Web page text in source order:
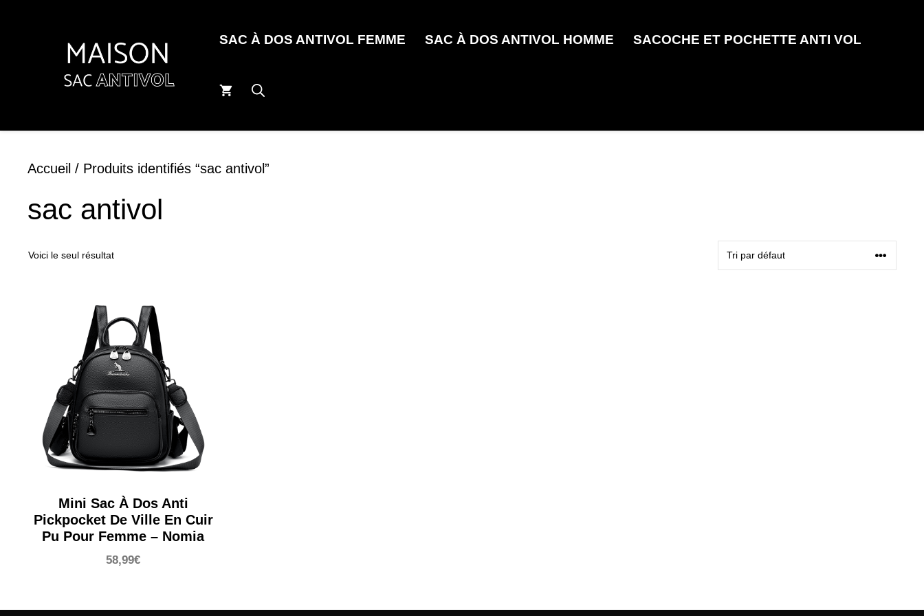
SAC À DOS ANTIVOL FEMME SAC À DOS ANTIVOL HOMME SACOCHE ET POCHETTE ANTI VOL
Accueil / Produits identifiés “sac antivol”
sac antivol
Voici le seul résultat
Mini Sac À Dos Anti
Pickpocket De Ville En Cuir
Pu Pour Femme – Nomia
58,99€